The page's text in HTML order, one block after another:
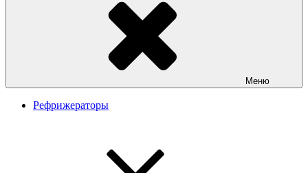
Меню
Рефрижераторы